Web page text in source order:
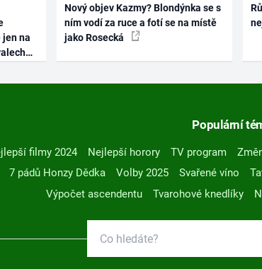
jen na
Nový objev Kazmy? Blondýnka se s
ním vodí za ruce a fotí se na místě
jako Rosecká
Populární
filmy 2024 Nejlepší horory TV program
7 pádů Honzy Dědka Volby 2025 Svařené víno
Výpočet ascendentu
Tvarohové knedlíky